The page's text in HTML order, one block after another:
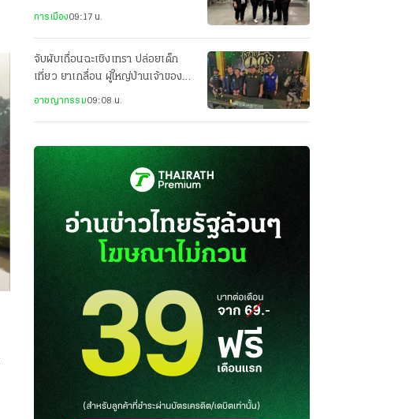
พิพากษา หรือคำสั่งอื่น
การเมือง09:17 น.
จับผับเถื่อนฉะเชิงเทรา ปล่อยเด็ก
เที่ยว ยาเกลื่อน ผู้ใหญ่บ้านเจ้าของ-
อาชญากรรม09:08 น.